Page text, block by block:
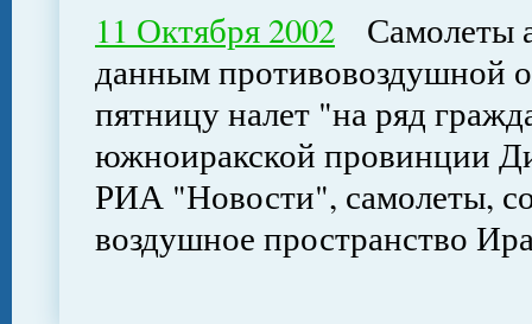
11 Октября 2002 Самолеты
данным противовоздушной
пятницу налет "на ряд
южноиракской провинции
РИА "Новости", самолеты,
воздушное пространство